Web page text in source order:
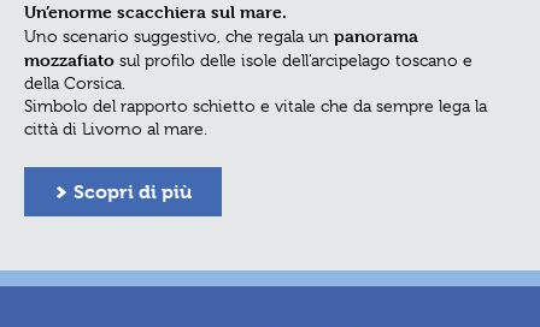
Un’enorme scacchiera sul mare.
Uno scenario suggestivo, che regala un panorama
mozzafiato sul profilo delle isole dell’arcipelago toscano e
della Corsica.
Simbolo del rapporto schietto e vitale che da sempre lega la
città di Livorno al mare.
Scopri di più
Il tragitto dellaCoppa Barontinipercorre tutti i luoghi più
suggestivi degli storici quartieriVenezia,Pontino,Ovosodo
e delpentagono del Buontalenti, in una gara che non è solo
spettacolo sportivo ma anche un omaggio alle bellezze e alle
unicità della città di Livorno.
Scopri di più
LeTorre della Meloria, punto di partenza della
Risiatori, affiora dalle omonime secche in una zona di
bassifondi a circa 3 miglia dal porto diLivorno. Luogo di
numerosi naufragi fin dall’epoca romana, era spesso la meta
degli gli antichi“arrisicatori” livornesi che sfidavano le
onde…
Scopri di più